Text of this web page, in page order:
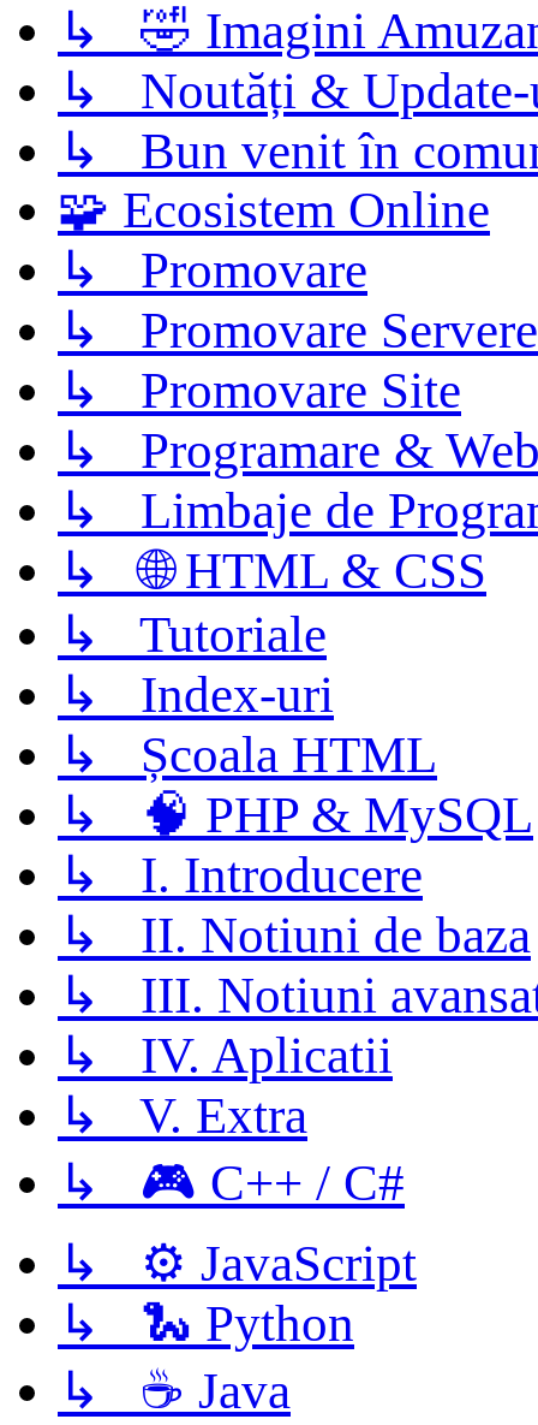
↳ 🤣 Imagini
↳ Noutăți &
↳ Bun venit în
🧩 Ecosistem Online
↳ Promovare
↳ Promovare Servere
↳ Promovare Site
↳ Programare &
↳ Limbaje de
↳ 🌐 HTML & CSS
↳ Tutoriale
↳ Index-uri
↳ Școala HTML
↳ 🧠 PHP & MySQL
↳ I. Introducere
↳ II. Notiuni de baza
↳ III. Notiuni
↳ IV. Aplicatii
↳ V. Extra
↳ 🎮 C++ / C#
↳ ⚙️ JavaScript
↳ 🐍 Python
↳ ☕ Java